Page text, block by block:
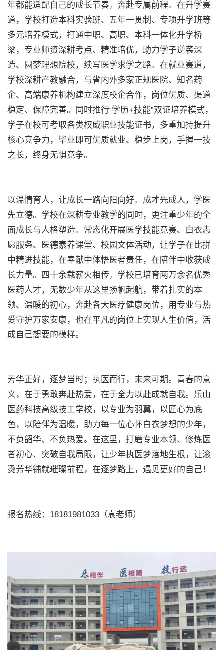
年都能适配自己的成长节奏，奔赴专属前程。在升学赛
道，学校打造本科实验班、五年一贯制、专项升学班等
多元培养模式，打通中职、高职、本科一体化升学桥
梁，专业师资深耕考点、精准培优，助力学子逆袭深
造、圆梦理想院校，续写医学求学之路。在就业赛道，
学校深耕产教融合，与省内外多家正规医院、知名药
企、高端康养机构建立深度校企合作，岗位优质、渠道
稳定、保障完善。同时推行“学历+技能”双证培养模式，
学子在校可考取各类权威职业技能证书，多重加持提升
核心竞争力，毕业即可优质就业、稳步上岗，手握一技
之长，终身无惧竞争。
以温情育人，让成长一路向阳向好。成才先成人，学医
先立德。学校在深耕专业教学的同时，更注重少年的全
面成长与人格塑造。常态化开展医学技能竞赛、白衣志
愿服务、医德素养课堂、校园文体活动，让学子在比拼
中精进技能，在奉献中体悟医者责任，在陪伴中收获成
长力量。四十余载薪火相传，学校已培育两万余名优秀
医药人才，无数少年从这里扬帆起航，带着扎实的本
领、温暖的初心，奔赴各大医疗健康岗位，用专业与热
爱守护万家安康，也在平凡的岗位上实现人生价值，活
成自己想要的模样。
芳华正好，逐梦当时；执医而行，未来可期。青春的意
义，在于勇敢奔赴热爱，在于全力以赴成就自我。乐山
医药科技高级技工学校，以专业为羽翼，以匠心为底
色，以陪伴为温暖，助力每一位心怀白衣梦想的少年，
不负韶华、不负热爱。在这里，打磨专业本领、修炼医
者初心、突破自我局限，让少年执医梦落地生根，让滚
烫芳华铺就璀璨前程，在逐梦路上，遇见更好的自己！
报名热线：18181981033（袁老师）